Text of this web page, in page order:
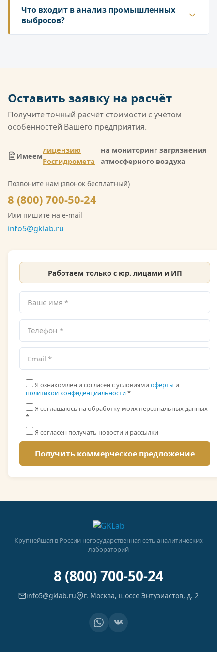
учет объекта НВОС и программу ПЭК.
источниках выбросов на предприятии, их
характеристиках, а также о количестве и составе
Что входит в анализ промышленных
выбросов?
веществ (например, оксидов азота, диоксида
серы, пыли) и оформляется протокол.
Оставить заявку на расчёт
Получите точный расчёт стоимости с учётом
особенностей Вашего предприятия.
Имеем
лицензию
Росгидромета
на мониторинг загрязнения
атмосферного воздуха
Позвоните нам (звонок бесплатный)
8 (800) 700-50-24
Или пишите на e-mail
info5@gklab.ru
Работаем только с юр. лицами и ИП
Я ознакомлен и согласен с условиями оферты и
политикой конфиденциальности*
Я соглашаюсь на обработку моих персональных данных
*
Я согласен получать новости и рассылки
Крупнейшая в России негосударственная сеть аналитических
лабораторий
8 (800) 700-50-24
info5@gklab.ru г. Москва, шоссе Энтузиастов, д. 2